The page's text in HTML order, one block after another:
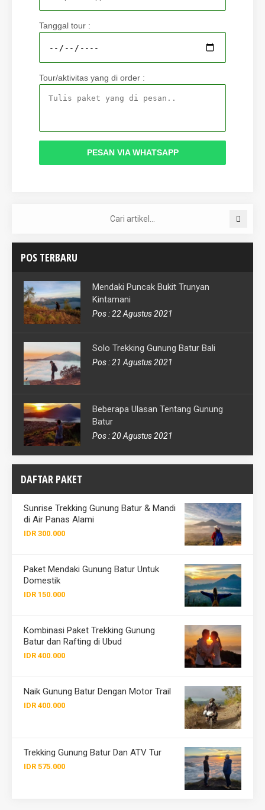
Tanggal tour :
Tour/aktivitas yang di order :
PESAN VIA WHATSAPP
POS TERBARU
Mendaki Puncak Bukit Trunyan
Kintamani
Pos : 22 Agustus 2021
Solo Trekking Gunung Batur Bali
Pos : 21 Agustus 2021
Beberapa Ulasan Tentang Gunung
Batur
Pos : 20 Agustus 2021
DAFTAR PAKET
Sunrise Trekking Gunung Batur & Mandi
di Air Panas Alami
IDR 300.000
Paket Mendaki Gunung Batur Untuk
Domestik
IDR 150.000
Kombinasi Paket Trekking Gunung
Batur dan Rafting di Ubud
IDR 400.000
Naik Gunung Batur Dengan Motor Trail
IDR 400.000
Trekking Gunung Batur Dan ATV Tur
IDR 575.000